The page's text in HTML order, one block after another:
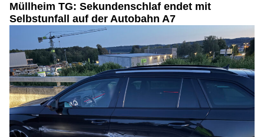
Müllheim TG: Sekundenschlaf endet mit
Selbstunfall auf der Autobahn A7